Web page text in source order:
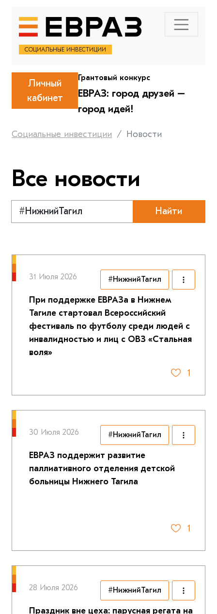
СОЦИАЛЬНЫЕ ИНВЕСТИЦИИ
Личный
кабинет
Грантовый конкурс
ЕВРАЗ: город друзей –
город идей!
Социальные инвестиции Новости
Все новости
Найти
31 Июля 2026
При поддержке ЕВРАЗа в Нижнем
Тагиле стартовал Всероссийский
фестиваль по футболу среди людей с
инвалидностью и лиц с ОВЗ «Стальная
воля»
#НижнийТагил
1
30 Июля 2026
ЕВРАЗ поддержит развитие
паллиативного отделения детской
больницы Нижнего Тагила
#НижнийТагил
1
28 Июля 2026
Праздник вне цеха: парусная регата на
#НижнийТагил